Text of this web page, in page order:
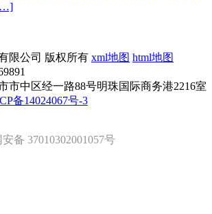
限公司 版权所有 xml地图 html地图
市中区经一路88号明珠国际商务港2216室
备14024067号-3
备 37010302001057号